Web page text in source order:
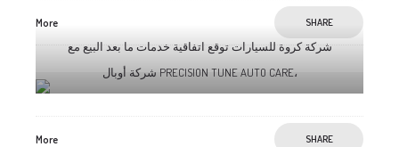
More SHARE
شركة كروة للسيارات توقع اتفاقية خدمات ما بعد البيع مع
شركة أوبال PRECISION TUNE AUTO CARE،
More SHARE